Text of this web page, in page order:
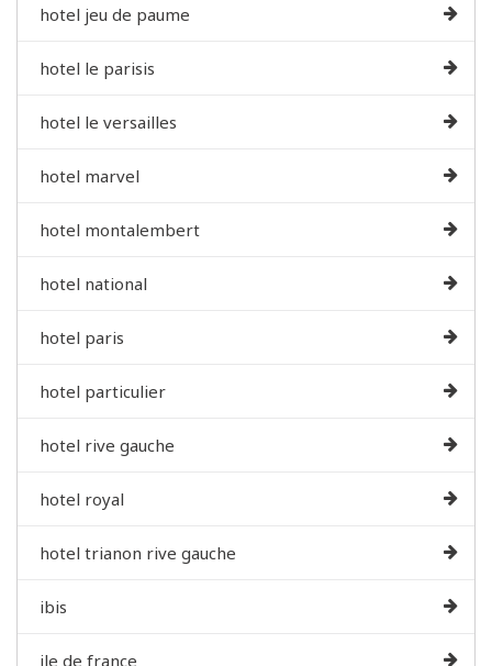
hotel jeu de paume
hotel le parisis
hotel le versailles
hotel marvel
hotel montalembert
hotel national
hotel paris
hotel particulier
hotel rive gauche
hotel royal
hotel trianon rive gauche
ibis
ile de france